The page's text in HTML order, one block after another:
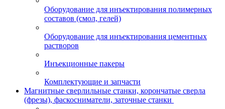
Оборудование для инъектирования полимерных
составов (смол, гелей)
Оборудование для инъектирования цементных
растворов
Инъекционные пакеры
Комплектующие и запчасти
Магнитные сверлильные станки, корончатые сверла
(фрезы), фаскосниматели, заточные станки